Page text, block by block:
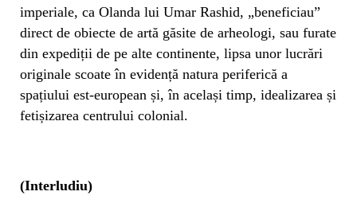
imperiale, ca Olanda lui Umar Rashid, „beneficiau”
direct de obiecte de artă găsite de arheologi, sau furate
din expediții de pe alte continente, lipsa unor lucrări
originale scoate în evidență natura periferică a
spațiului est-european și, în același timp, idealizarea și
fetișizarea centrului colonial.
(Interludiu)